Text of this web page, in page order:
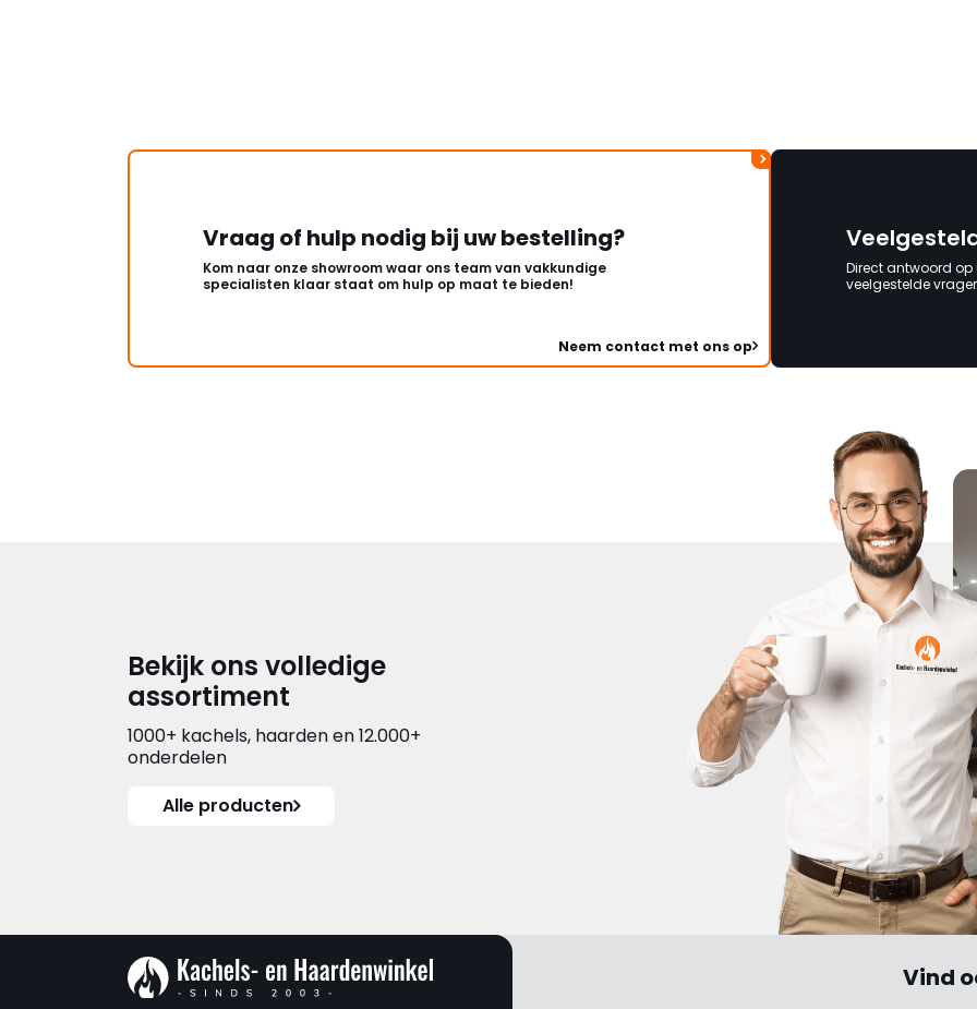
Vraag of hulp nodig bij uw bestelling?
Kom naar onze showroom waar ons team van vakkundige
specialisten klaar staat om hulp op maat te bieden!
Neem contact met ons op
Direct antwoord op
veelgestelde
Bekijk ons volledige
assortiment
1000+ kachels, haarden en 12.000+
onderdelen
Alle producten
Vind